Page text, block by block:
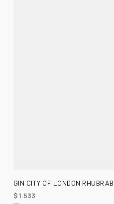
AÑADIR
GIN CITY OF LONDON
$1.533